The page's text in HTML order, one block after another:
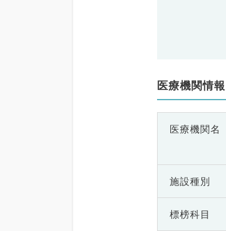
医療機関情報
医療機関名
施設種別
標榜科目